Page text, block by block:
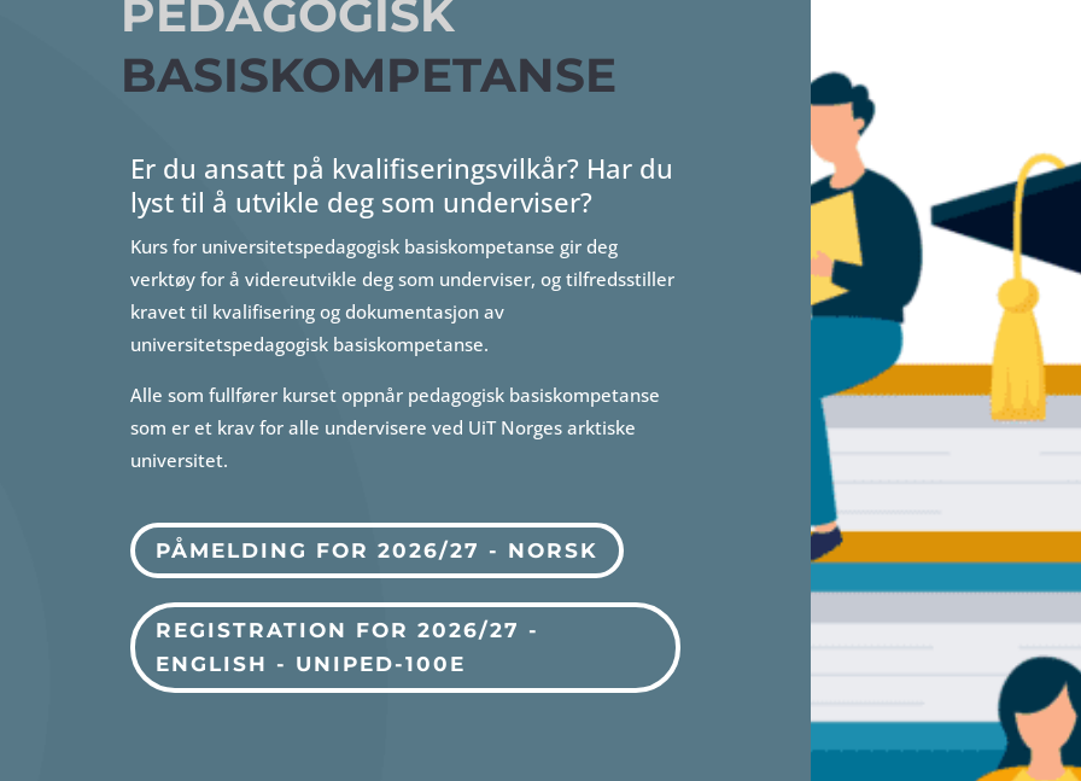
PEDAGOGISK
BASISKOMPETANSE
Er du ansatt på kvalifiseringsvilkår? Har du
lyst til å utvikle deg som underviser?
Kurs for universitetspedagogisk basiskompetanse gir deg
verktøy for å videreutvikle deg som underviser, og tilfredsstiller
kravet til kvalifisering og dokumentasjon av
universitetspedagogisk basiskompetanse.
Alle som fullfører kurset oppnår pedagogisk basiskompetanse
som er et krav for alle undervisere ved UiT Norges arktiske
universitet.
PÅMELDING FOR 2026/27 - NORSK
REGISTRATION FOR 2026/27 -
ENGLISH - UNIPED-100E